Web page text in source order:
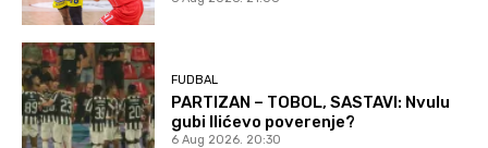
FUDBAL
PARTIZAN – TOBOL, SASTAVI: Nvulu
gubi Ilićevo poverenje?
6 Aug 2026. 20:30